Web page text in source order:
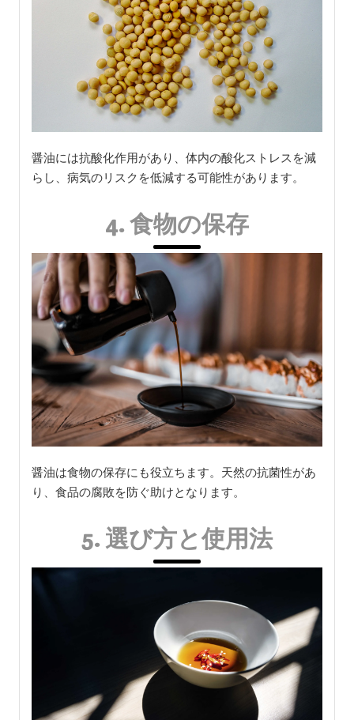
醤油には抗酸化作用があり、体内の酸化ストレスを減
らし、病気のリスクを低減する可能性があります。
4. 食物の保存
醤油は食物の保存にも役立ちます。天然の抗菌性があ
り、食品の腐敗を防ぐ助けとなります。
5. 選び方と使用法